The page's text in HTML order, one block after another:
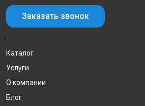
Заказать звонок
Каталог
Услуги
О компании
Блог